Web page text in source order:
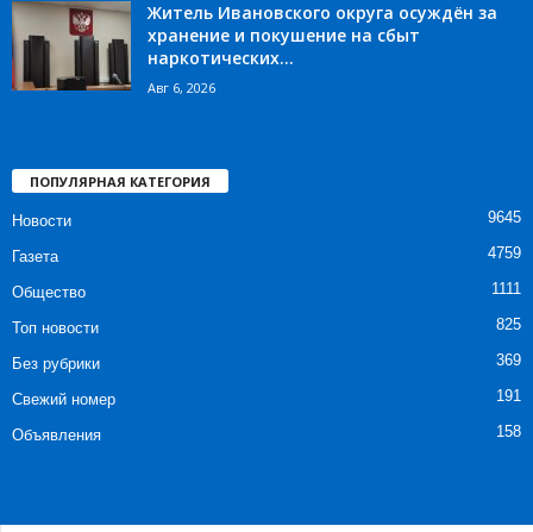
Житель Ивановского округа осуждён за
хранение и покушение на сбыт
наркотических...
Авг 6, 2026
ПОПУЛЯРНАЯ КАТЕГОРИЯ
Новости 9645
Газета 4759
Общество 1111
Топ новости 825
Без рубрики 369
Свежий номер 191
Объявления 158